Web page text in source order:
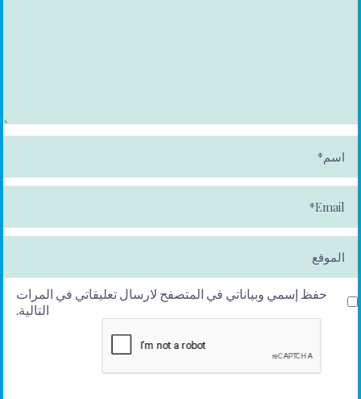
م
*
ai
l*
حفظ إسمي وبياناتي في المتصفح لارسال تعليقاتي في المرات
التالية.